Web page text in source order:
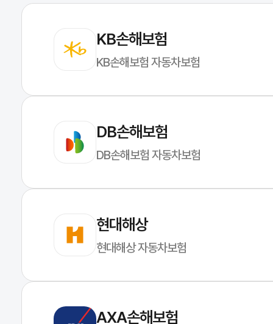
KB손해보험
KB손해보험 자동차보험
DB손해보험
DB손해보험 자동차보험
현대해상
현대해상 자동차보험
AXA손해보험